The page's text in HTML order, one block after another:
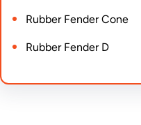
Rubber Fender Cone
Rubber Fender D